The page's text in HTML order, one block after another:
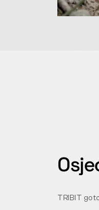
TRIBIT